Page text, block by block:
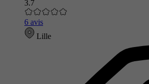
3.7
6 avis
Lille